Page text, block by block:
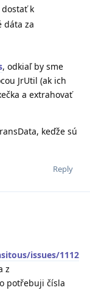
k
dáta za
, odkiaľ by sme
JrUtil (ak ich
a extrahovať
keďže sú
Reply
issues/1112
z
potřebuji čísla